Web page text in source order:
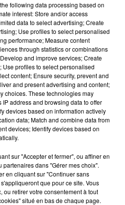
sec)
DU 15/05/2025 À 06H58
following data processing based on
interest: Store and/or access
data to select advertising; Create
Use profiles to select personalised
performance; Measure content
through statistics or combinations
and improve services; Create
profiles to select personalised
content; Ensure security, prevent and
and present advertising and content;
choices. These technologies may
address and browsing data to offer
devices based on information actively
data; Match and combine data from
devices; Identify devices based on
sur "Accepter et fermer", ou affiner en
dans "Gérer mes choix".
en cliquant sur "Continuer sans
que pour ce site. Vous
ou retirer votre consentement à tout
situé en bas de chaque page.